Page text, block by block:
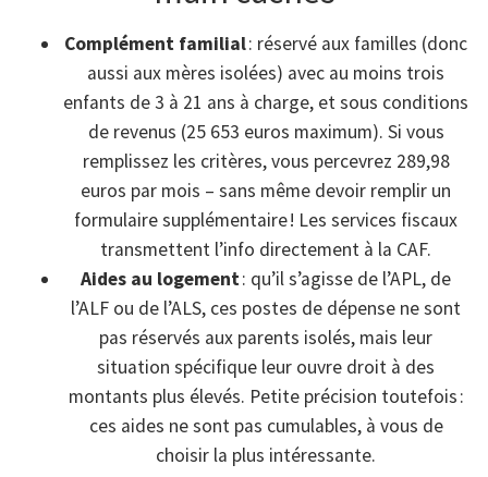
Complément familial: réservé aux familles (donc
aussi aux mères isolées) avec au moins trois
enfants de 3 à 21 ans à charge, et sous conditions
de revenus (25 653 euros maximum). Si vous
remplissez les critères, vous percevrez 289,98
euros par mois – sans même devoir remplir un
formulaire supplémentaire ! Les services fiscaux
transmettent l’info directement à la CAF.
Aides au logement: qu’il s’agisse de l’APL, de
l’ALF ou de l’ALS, ces postes de dépense ne sont
pas réservés aux parents isolés, mais leur
situation spécifique leur ouvre droit à des
montants plus élevés. Petite précision toutefois :
ces aides ne sont pas cumulables, à vous de
choisir la plus intéressante.